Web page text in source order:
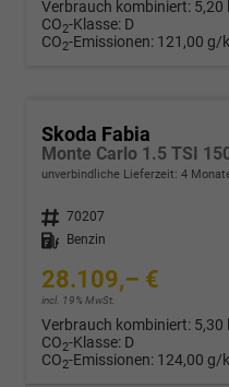
Verbrauch kombiniert: 5,20
CO2-Klasse: D
CO2-Emissionen: 121,00 g/
Skoda Fabia
unverbindliche Lieferzeit: 4
Fahrzeugnr. 70207
Kraftstoff
Benzin
28.109,– €
incl. 19% MwSt.
Verbrauch kombiniert: 5,30
CO2-Klasse: D
CO2-Emissionen: 124,00 g/